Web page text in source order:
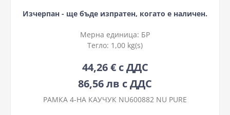
Изчерпан - ще бъде изпратен, когато е наличен.
Мерна единица: БР
Тегло: 1,00 kg(s)
44,26 € с ДДС
86,56 лв с ДДС
РАМКА 4-НА КАУЧУК NU600882 NU PURE